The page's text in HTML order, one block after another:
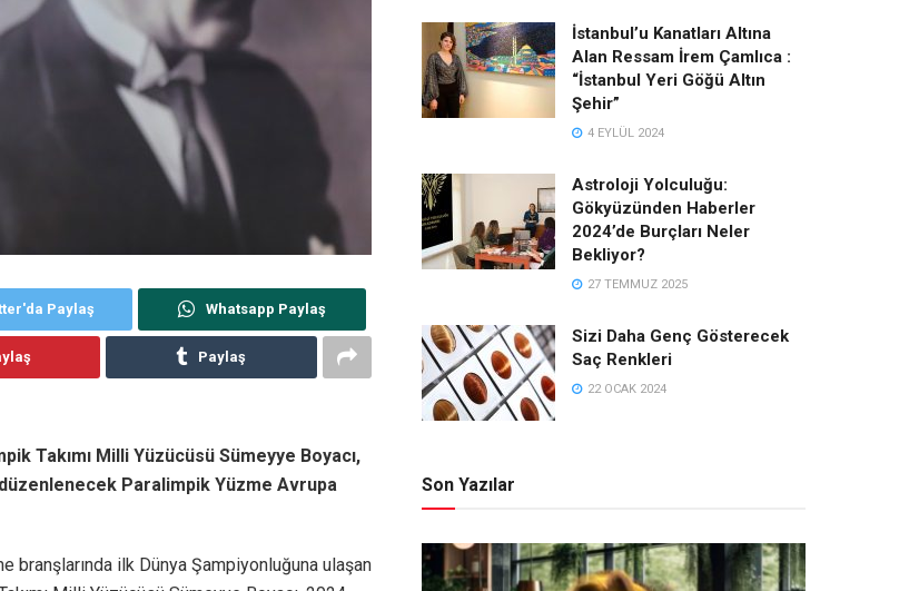
Paylaş Whatsapp Paylaş
Paylaş
Takımı Milli Yüzücüsü Sümeyye Boyacı,
Paralimpik Yüzme Avrupa
branşlarında ilk Dünya Şampiyonluğuna ulaşan
İstanbul’u Kanatları Altına
Alan Ressam İrem Çamlıca :
“İstanbul Yeri Göğü Altın
Şehir”
4 EYLÜL 2024
Astroloji Yolculuğu:
Gökyüzünden Haberler
2024’de Burçları Neler
Bekliyor?
27 TEMMUZ 2025
Sizi Daha Genç Gösterecek
Saç Renkleri
22 OCAK 2024
Son Yazılar